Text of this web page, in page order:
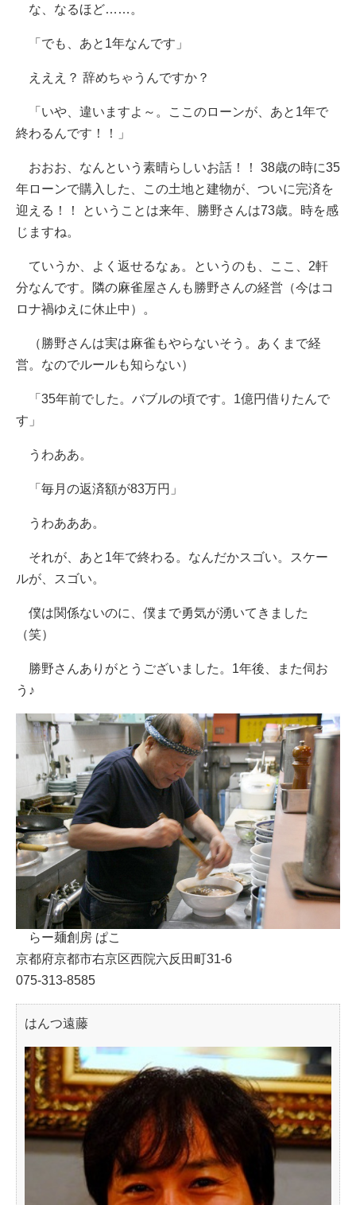
な、なるほど……。
「でも、あと1年なんです」
えええ？ 辞めちゃうんですか？
「いや、違いますよ～。ここのローンが、あと1年で
終わるんです！！」
おおお、なんという素晴らしいお話！！ 38歳の時に35
年ローンで購入した、この土地と建物が、ついに完済を
迎える！！ ということは来年、勝野さんは73歳。時を感
じますね。
ていうか、よく返せるなぁ。というのも、ここ、2軒
分なんです。隣の麻雀屋さんも勝野さんの経営（今はコ
ロナ禍ゆえに休止中）。
（勝野さんは実は麻雀もやらないそう。あくまで経
営。なのでルールも知らない）
「35年前でした。バブルの頃です。1億円借りたんで
す」
うわああ。
「毎月の返済額が83万円」
うわあああ。
それが、あと1年で終わる。なんだかスゴい。スケー
ルが、スゴい。
僕は関係ないのに、僕まで勇気が湧いてきました
（笑）
勝野さんありがとうございました。1年後、また伺お
う♪
らー麺創房 ぱこ
京都府京都市右京区西院六反田町31-6
075-313-8585
はんつ遠藤